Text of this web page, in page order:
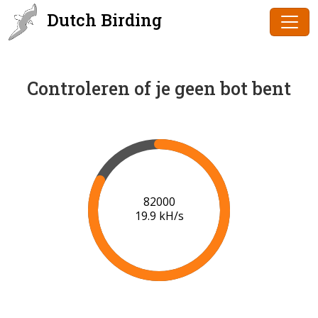
Dutch Birding
Controleren of je geen bot bent
84000
20.0 kH/s